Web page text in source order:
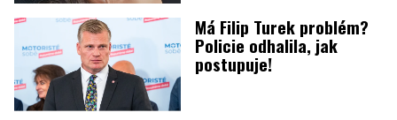
Má Filip Turek problém?
Policie odhalila, jak
postupuje!